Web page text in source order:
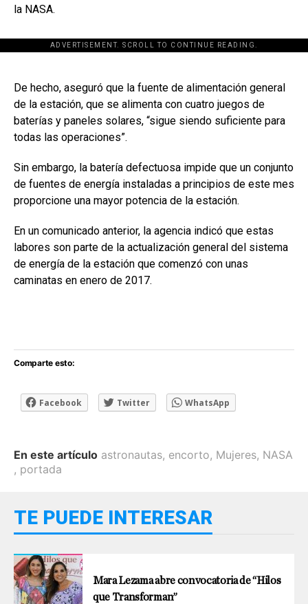
la NASA.
ADVERTISEMENT. SCROLL TO CONTINUE READING.
[adsforwp id="243463"]
De hecho, aseguró que la fuente de alimentación general
de la estación, que se alimenta con cuatro juegos de
baterías y paneles solares, “sigue siendo suficiente para
todas las operaciones”.
Sin embargo, la batería defectuosa impide que un conjunto
de fuentes de energía instaladas a principios de este mes
proporcione una mayor potencia de la estación.
En un comunicado anterior, la agencia indicó que estas
labores son parte de la actualización general del sistema
de energía de la estación que comenzó con unas
caminatas en enero de 2017.
Comparte esto:
Facebook Twitter WhatsApp
En este artículo astronautas, encorto, Mujeres, NASA
, portada
TE PUEDE INTERESAR
Mara Lezama abre convocatoria de “Hilos
que Transforman”